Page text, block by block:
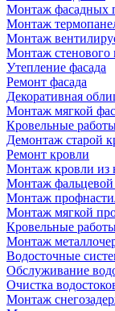
Монтаж фасадных
Монтаж
Монтаж
Монтаж стенового
Утепление фасада
Ремонт фасада
Декоративная
Монтаж мягкой
Кровельные
Демонтаж старой
Ремонт кровли
Монтаж кровли из
Монтаж фальцевой
Монтаж
Монтаж мягкой
Кровельные
Монтаж
Водосточные
Обслуживание
Очистка
Монтаж